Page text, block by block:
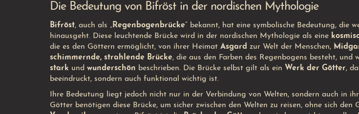
Die Bedeutung von Bifröst in der nordischen Mythologie
Bifröst, auch als „Regenbogenbrücke“ bekannt, hat eine symbolische Bedeutung, die
hinausgeht. Diese leuchtende Brücke wird in der nordischen Mythologie als eine
die es den Göttern ermöglicht, von ihrer Heimat Asgard zur Welt der Menschen,
schimmernde, strahlende Brücke, die aus den Farben des Regenbogens besteht, und
stark und wunderschön beschrieben. Die Brücke selbst gilt als ein Werk der Götter,
beeindruckt, sondern auch funktional wichtig ist.
Ihre Bedeutung liegt jedoch nicht nur in der Verbindung von Welten, sondern auch in
Götter benötigen diese Brücke, um sicher zwischen den Welten zu reisen, ohne sich den